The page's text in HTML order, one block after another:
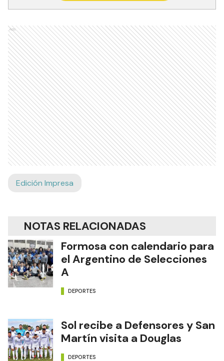
Ads
Edición Impresa
NOTAS RELACIONADAS
Formosa con calendario para
el Argentino de Selecciones
A
DEPORTES
Sol recibe a Defensores y San
Martín visita a Douglas
DEPORTES